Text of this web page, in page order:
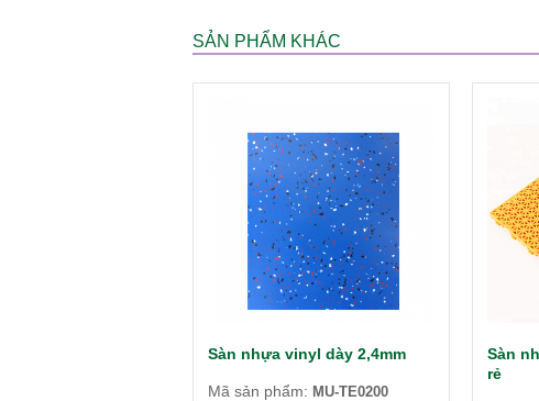
SẢN PHẨM KHÁC
Sàn nhựa vinyl dày 2,4mm
Mã sản phẩm: MU-TE0200
Sàn
rẻ